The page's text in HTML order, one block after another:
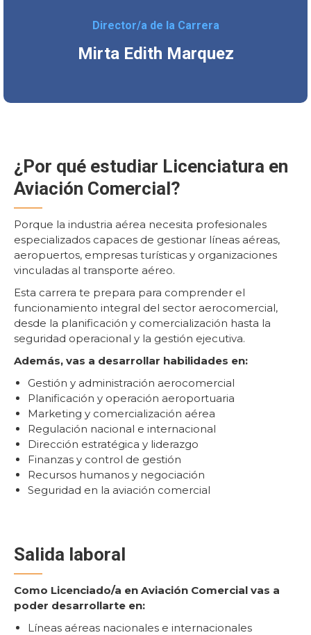
Director/a de la Carrera
Mirta Edith Marquez
¿Por qué estudiar Licenciatura en
Aviación Comercial?
Porque la industria aérea necesita profesionales
especializados capaces de gestionar líneas aéreas,
aeropuertos, empresas turísticas y organizaciones
vinculadas al transporte aéreo.
Esta carrera te prepara para comprender el
funcionamiento integral del sector aerocomercial,
desde la planificación y comercialización hasta la
seguridad operacional y la gestión ejecutiva.
Además, vas a desarrollar habilidades en:
Gestión y administración aerocomercial
Planificación y operación aeroportuaria
Marketing y comercialización aérea
Regulación nacional e internacional
Dirección estratégica y liderazgo
Finanzas y control de gestión
Recursos humanos y negociación
Seguridad en la aviación comercial
Salida laboral
Como Licenciado/a en Aviación Comercial vas a
poder desarrollarte en:
Líneas aéreas nacionales e internacionales